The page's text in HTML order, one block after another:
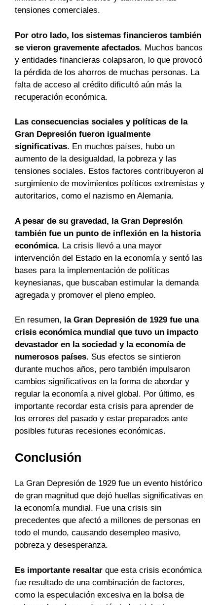
tensiones comerciales.
Por otro lado, los sistemas financieros también
se vieron gravemente afectados. Muchos bancos
y entidades financieras colapsaron, lo que provocó
la pérdida de los ahorros de muchas personas. La
falta de acceso al crédito dificultó aún más la
recuperación económica.
Las consecuencias sociales y políticas de la
Gran Depresión fueron igualmente
significativas. En muchos países, hubo un
aumento de la desigualdad, la pobreza y las
tensiones sociales. Estos factores contribuyeron al
surgimiento de movimientos políticos extremistas y
autoritarios, como el nazismo en Alemania.
A pesar de su gravedad, la Gran Depresión
también fue un punto de inflexión en la historia
económica. La crisis llevó a una mayor
intervención del Estado en la economía y sentó las
bases para la implementación de políticas
keynesianas, que buscaban estimular la demanda
agregada y promover el pleno empleo.
En resumen, la Gran Depresión de 1929 fue una
crisis económica mundial que tuvo un impacto
devastador en la sociedad y la economía de
numerosos países. Sus efectos se sintieron
durante muchos años, pero también impulsaron
cambios significativos en la forma de abordar y
regular la economía a nivel global. Por último, es
importante recordar esta crisis para aprender de
los errores del pasado y estar preparados ante
posibles futuras recesiones económicas.
Conclusión
La Gran Depresión de 1929 fue un evento histórico
de gran magnitud que dejó huellas significativas en
la economía mundial. Fue una crisis sin
precedentes que afectó a millones de personas en
todo el mundo, causando desempleo masivo,
pobreza y desesperanza.
Es importante resaltar que esta crisis económica
fue resultado de una combinación de factores,
como la especulación excesiva en la bolsa de